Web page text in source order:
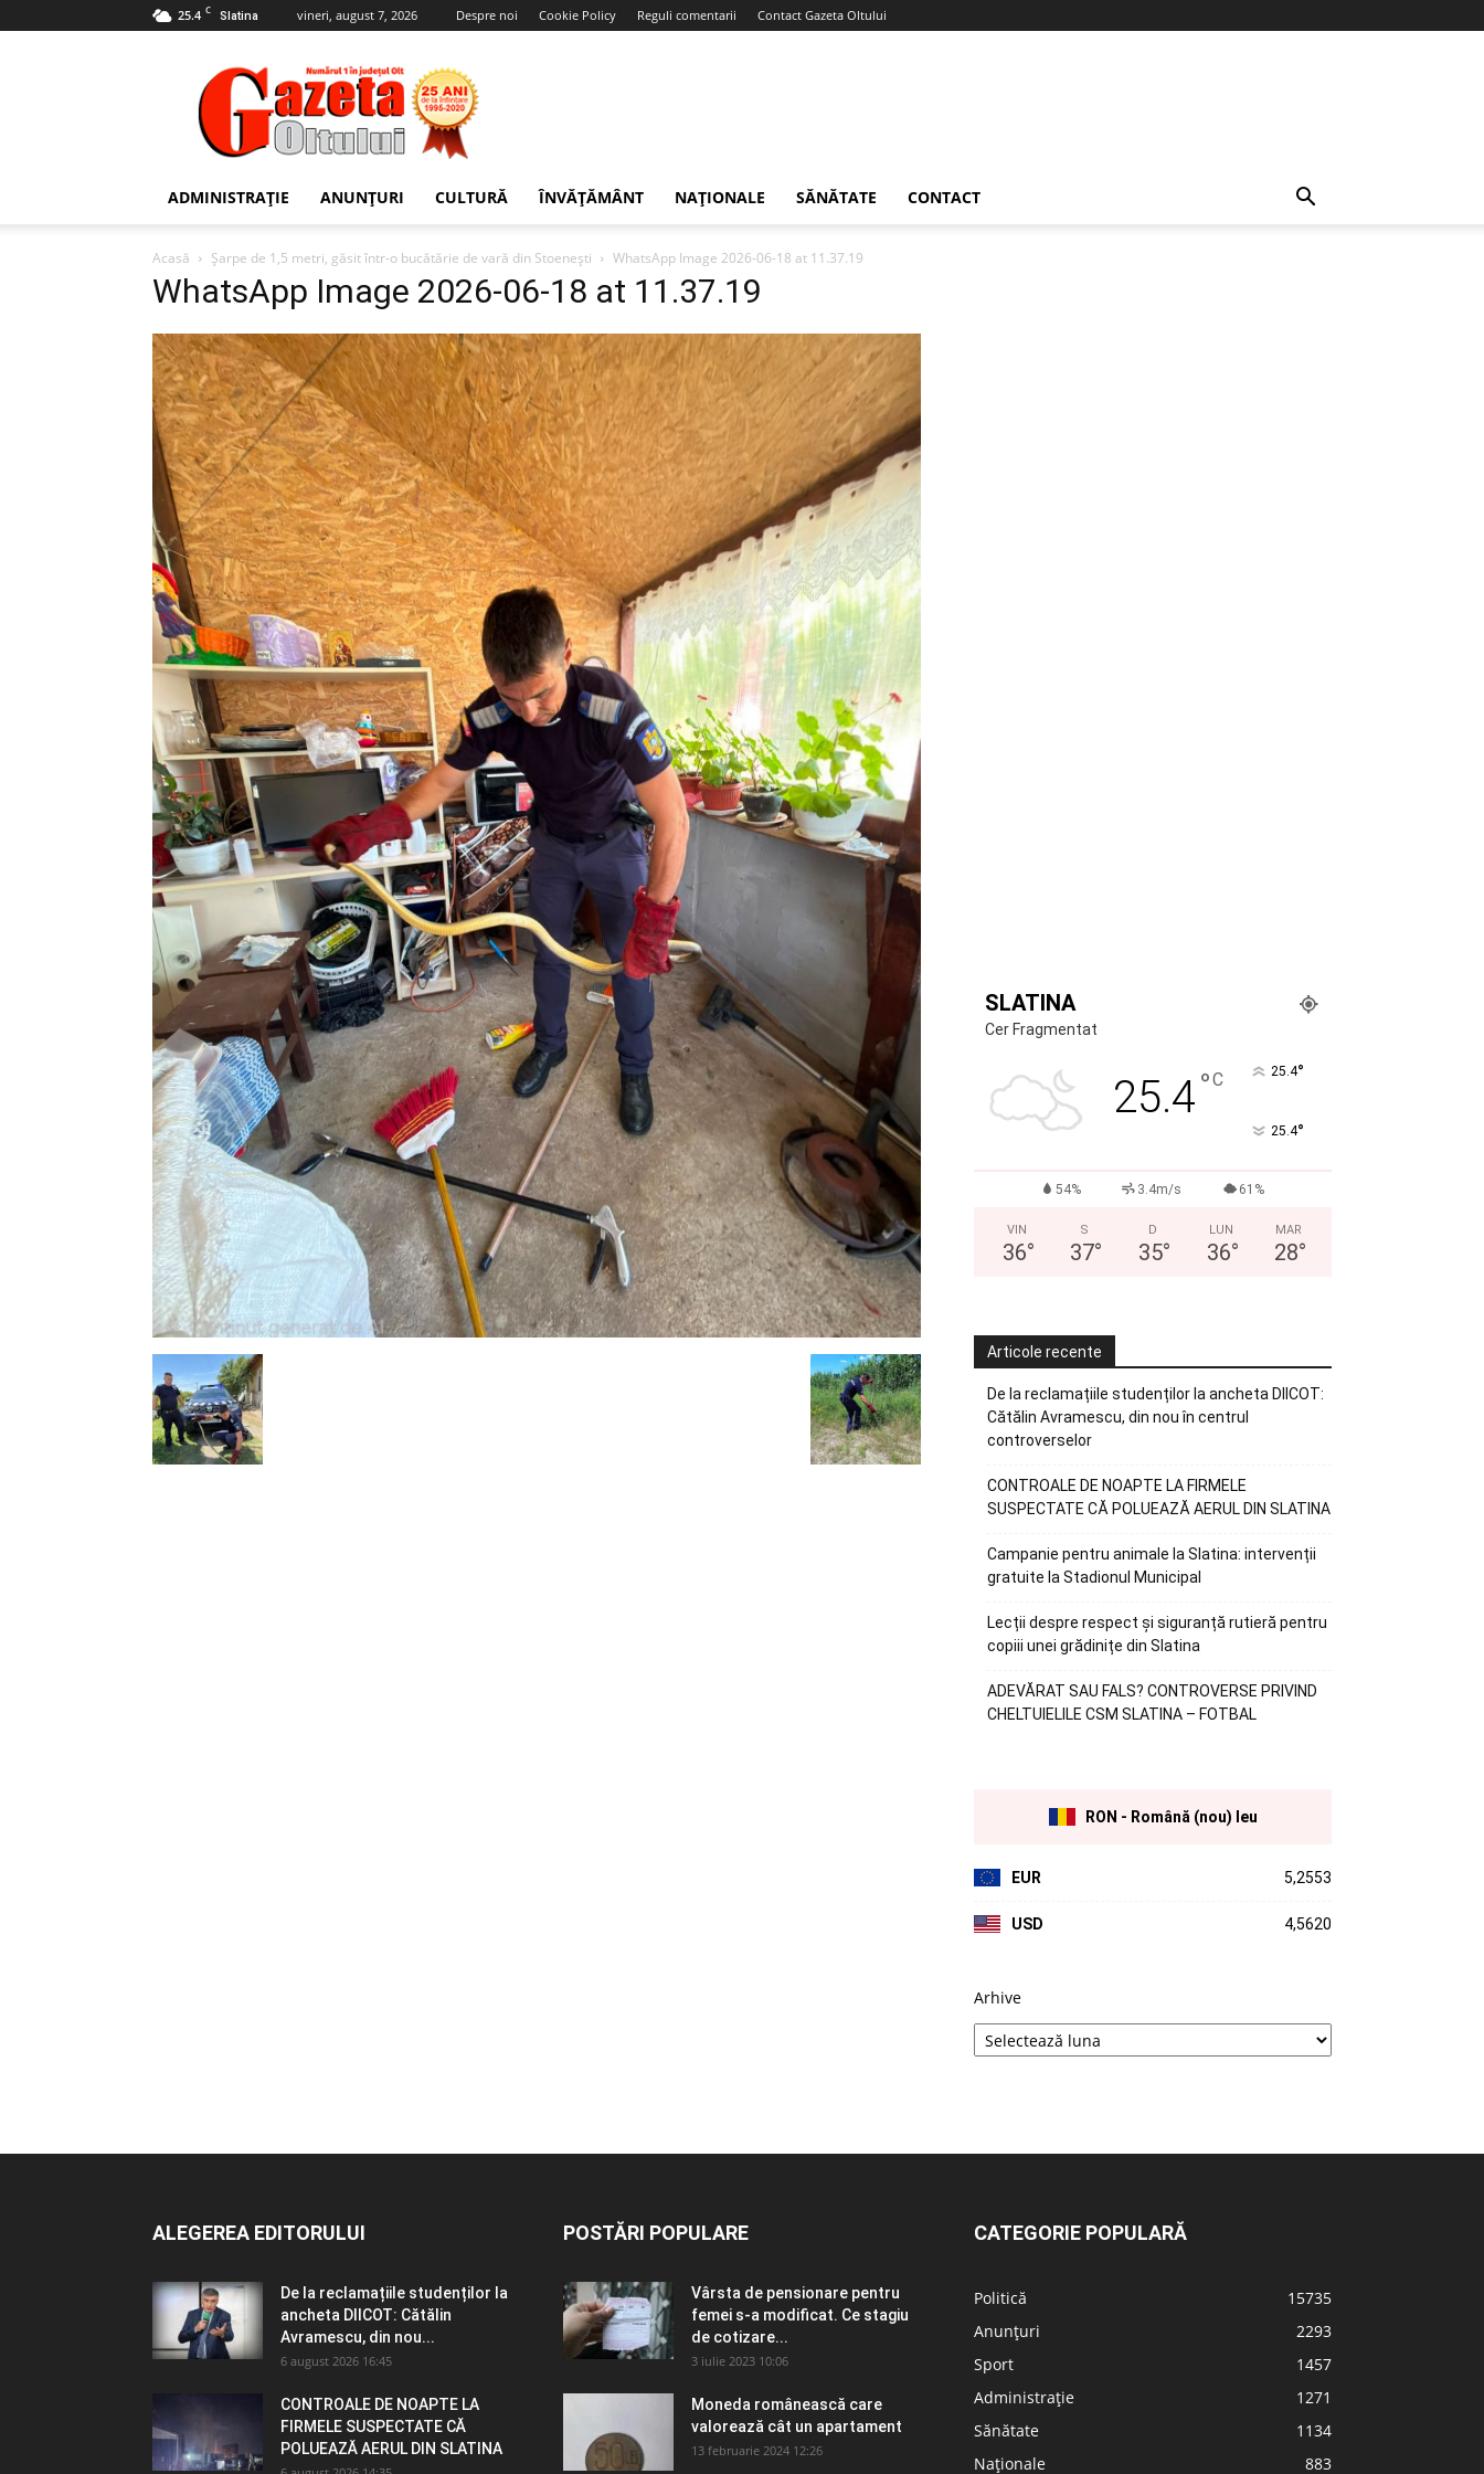
25.4 C Slatina vineri, august 7, 2026 Despre noi Cookie Policy Reguli comentarii Contact Gazeta Oltului
Gazeta
Oltului
ADMINISTRAȚIE ANUNȚURI CULTURĂ ÎNVĂȚĂMÂNT NAȚIONALE SĂNĂTATE CONTACT
Acasă Șarpe de 1,5 metri, găsit într-o bucătărie de vară din Stoenești WhatsApp Image 2026-06-18 at 11.37.19
WhatsApp Image 2026-06-18 at 11.37.19
SLATINA
Cer Fragmentat
25.4°C 25.4°
25.4°
54% 3.4m/s 61%
VIN
36°
S
37°
D
35°
LUN
36°
MAR
28°
Articole recente
De la reclamațiile studenților la ancheta DIICOT:
Cătălin Avramescu, din nou în centrul
controverselor
CONTROALE DE NOAPTE LA FIRMELE
SUSPECTATE CĂ POLUEAZĂ AERUL DIN SLATINA
Campanie pentru animale la Slatina: intervenții
gratuite la Stadionul Municipal
Lecții despre respect și siguranță rutieră pentru
copiii unei grădinițe din Slatina
ADEVĂRAT SAU FALS? CONTROVERSE PRIVIND
CHELTUIELILE CSM SLATINA – FOTBAL
RON - Română (nou) leu
EUR 5,2553
USD 4,5620
Arhive
ALEGEREA EDITORULUI
De la reclamațiile studenților la
ancheta DIICOT: Cătălin
Avramescu, din nou...
6 august 2026 16:45
CONTROALE DE NOAPTE LA
FIRMELE SUSPECTATE CĂ
POLUEAZĂ AERUL DIN SLATINA
POSTĂRI POPULARE
Vârsta de pensionare pentru
femei s-a modificat. Ce stagiu
de cotizare...
3 iulie 2023 10:06
Moneda românească care
valorează cât un apartament
13 februarie 2024 12:26
CATEGORIE POPULARĂ
Politică
15735
Anunțuri
2293
Sport
1457
Administrație
1271
Sănătate
1134
Naționale
883